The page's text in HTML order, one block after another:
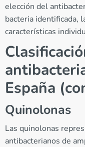
elección del
bacteria identificada,
características
España
Quinolonas
Las quinolonas
antibacterianos de